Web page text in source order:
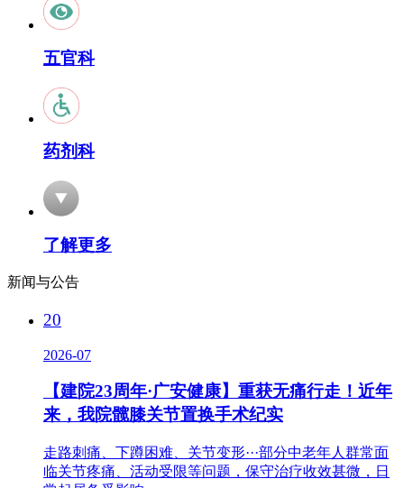
五官科
药剂科
了解更多
新闻与公告
20
2026-07
【建院23周年·广安健康】重获无痛行走！近年
来，我院髋膝关节置换手术纪实
走路刺痛、下蹲困难、关节变形···部分中老年人群常面
临关节疼痛、活动受限等问题，保守治疗收效甚微，日